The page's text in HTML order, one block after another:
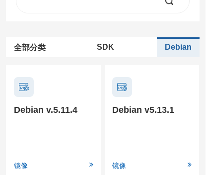
全部分类 SDK Debian
Debian v.5.11.4
镜像
Debian v5.13.1
镜像